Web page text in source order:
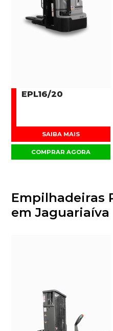
EPL16/20
SAIBA MAIS
COMPRAR AGORA
Empilhadeiras
em Jaguariaíva